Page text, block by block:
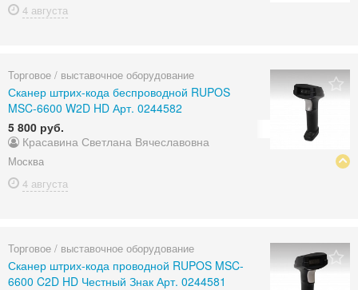
4 августа
Торговое / выставочное оборудование
Сканер штрих-кода беспроводной RUPOS
MSC-6600 W2D HD Арт. 0244582
5 800 руб.
Красавина Светлана Вячеславовна
Москва
4 августа
Торговое / выставочное оборудование
Сканер штрих-кода проводной RUPOS MSC-
6600 C2D HD Честный Знак Арт. 0244581